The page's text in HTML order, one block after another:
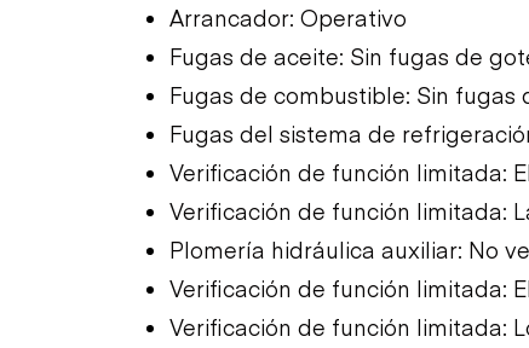
Arrancador: Operativo
Fugas de aceite: Sin fugas de
Fugas de combustible: Sin fugas
Fugas del sistema de
Verificación de función limitada:
Verificación de función limitada:
Plomería hidráulica auxiliar: No
Verificación de función limitada:
Verificación de función limitada: